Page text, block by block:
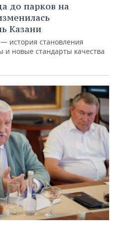
до парков на
Казани
история становления
и новые стандарты качества